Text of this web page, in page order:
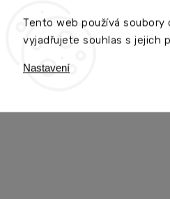
Tento web používá soubory
vyjadřujete souhlas s jejich
Nastavení